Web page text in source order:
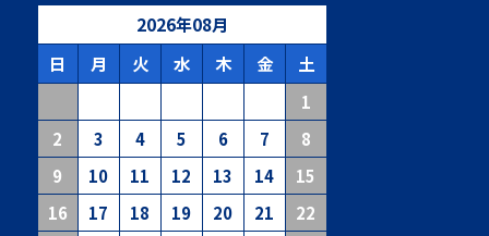
2026年08月
日
月 火 水 木 金 土
1
2
3 4 5 6 7
8
9
10 11 12 13 14
15
16
17 18 19 20 21
22